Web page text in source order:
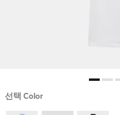
선택 Color